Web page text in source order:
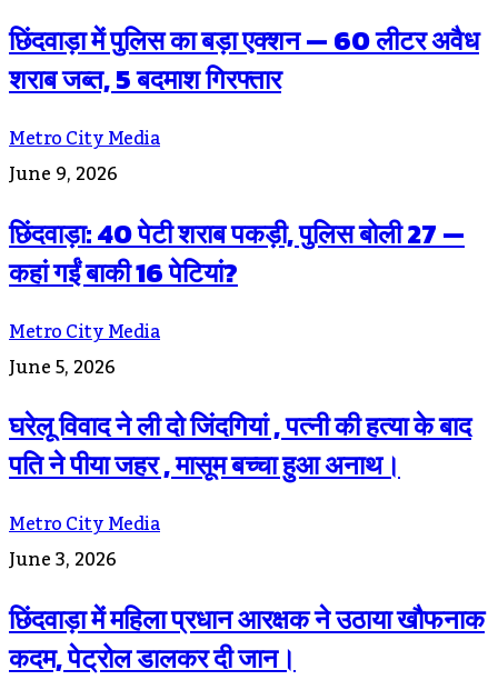
छिंदवाड़ा में पुलिस का बड़ा एक्शन — 60 लीटर अवैध
शराब जब्त, 5 बदमाश गिरफ्तार
Metro City Media
June 9, 2026
छिंदवाड़ा: 40 पेटी शराब पकड़ी, पुलिस बोली 27 —
कहां गईं बाकी 16 पेटियां?
Metro City Media
June 5, 2026
घरेलू विवाद ने ली दो जिंदगियां , पत्नी की हत्या के बाद
पति ने पीया जहर , मासूम बच्चा हुआ अनाथ।
Metro City Media
June 3, 2026
छिंदवाड़ा में महिला प्रधान आरक्षक ने उठाया खौफनाक
कदम, पेट्रोल डालकर दी जान।